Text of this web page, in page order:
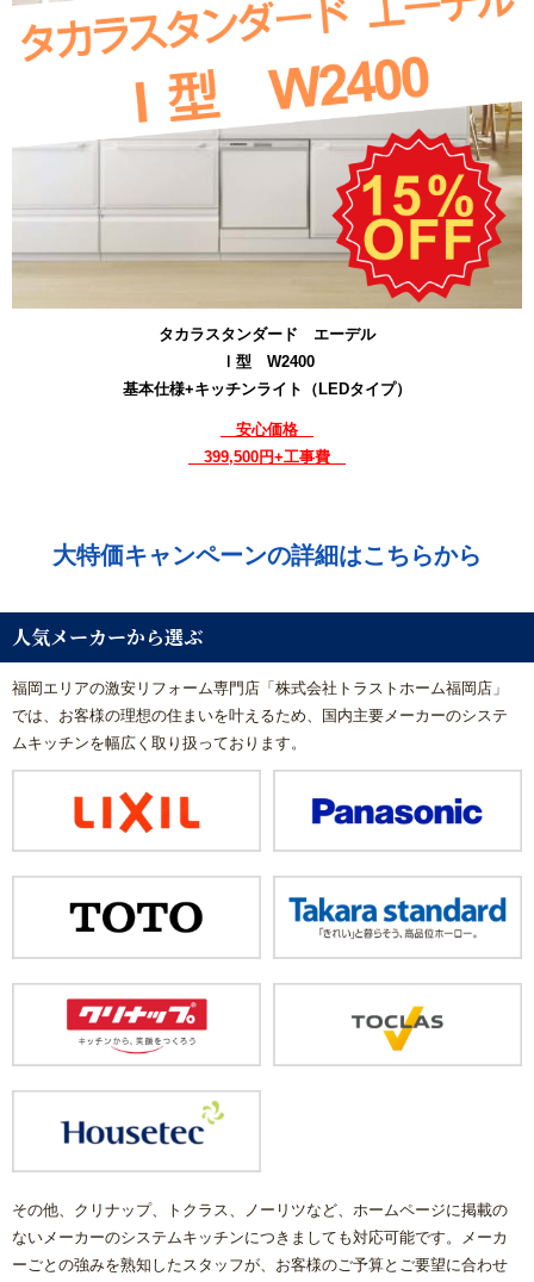
タカラスタンダード エーデル
Ⅰ型 W2400
基本仕様+キッチンライト（LEDタイプ）
安心価格
399,500円+工事費
大特価キャンペーンの詳細はこちらから
人気メーカーから選ぶ
福岡エリアの激安リフォーム専門店「株式会社トラストホーム福岡店」
では、お客様の理想の住まいを叶えるため、国内主要メーカーのシステ
ムキッチンを幅広く取り扱っております。
その他、クリナップ、トクラス、ノーリツなど、ホームページに掲載の
ないメーカーのシステムキッチンにつきましても対応可能です。メーカ
ーごとの強みを熟知したスタッフが、お客様のご予算とご要望に合わせ